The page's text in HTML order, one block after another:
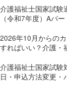
介護福祉士国家試験
（令和7年度）Aパ
2026年10月からの
すればいい？介護・
介護福祉士国家試験
日・申込方法変更・